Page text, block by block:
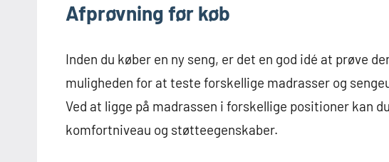
Afprøvning før køb
Inden du køber en ny seng, er det en god idé at prøve
muligheden for at teste forskellige madrasser og
Ved at ligge på madrassen i forskellige positioner kan
komfortniveau og støtteegenskaber.